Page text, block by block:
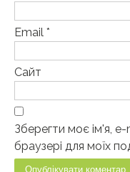
Email *
Сайт
Зберегти моє ім'я,
браузері для моїх